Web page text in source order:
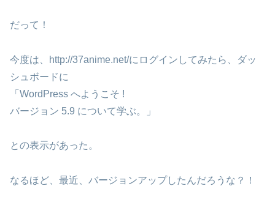
だって！
今度は、http://37anime.net/にログインしてみたら、ダッ
シュボードに
「WordPress へようこそ !
バージョン 5.9 について学ぶ。」
との表示があった。
なるほど、最近、バージョンアップしたんだろうな？！